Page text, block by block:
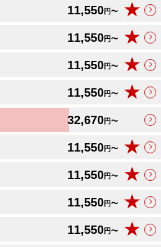
11,550円〜 ★
11,550円〜 ★
11,550円〜 ★
11,550円〜 ★
32,670円〜
11,550円〜 ★
11,550円〜 ★
11,550円〜 ★
11,550円〜 ★